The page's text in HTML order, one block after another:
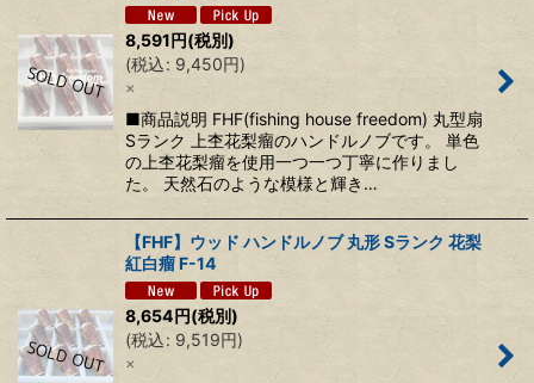
8,591 円(税別)
(税込: 9,450円)
×
■商品説明 FHF(fishing house freedom) 丸型扇
Sランク 上杢花梨瘤のハンドルノブです。 単色
の上杢花梨瘤を使用一つ一つ丁寧に作りまし
た。 天然石のような模様と輝き…
【FHF】ウッド ハンドルノブ 丸形 Sランク 花梨
紅白瘤 F-14
8,654円(税別)
(税込: 9,519円)
×